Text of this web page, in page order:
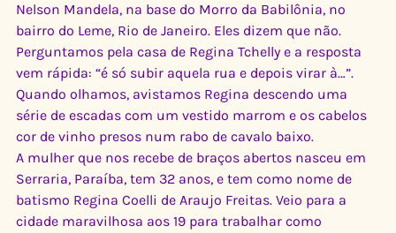
Nelson Mandela, na base do Morro da Babilônia, no
bairro do Leme, Rio de Janeiro. Eles dizem que não.
Perguntamos pela casa de Regina Tchelly e a resposta
vem rápida: “é só subir aquela rua e depois virar à…”.
Quando olhamos, avistamos Regina descendo uma
série de escadas com um vestido marrom e os cabelos
cor de vinho presos num rabo de cavalo baixo.
A mulher que nos recebe de braços abertos nasceu em
Serraria, Paraíba, tem 32 anos, e tem como nome de
batismo Regina Coelli de Araujo Freitas. Veio para a
cidade maravilhosa aos 19 para trabalhar como